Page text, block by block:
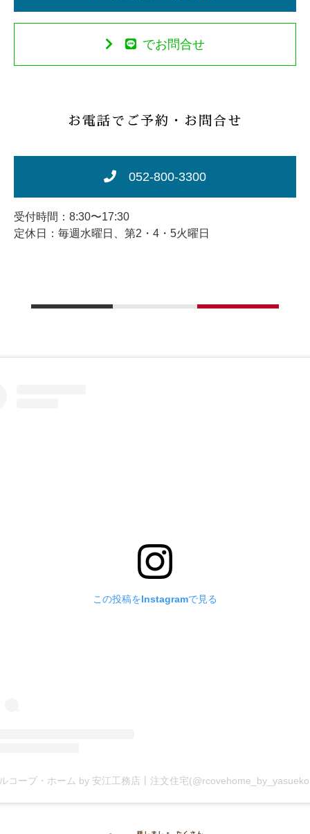
でお問合せ
お電話でご予約・お問合せ
052-800-3300
受付時間：8:30〜17:30
定休日：毎週水曜日、第2・4・5火曜日
この投稿をInstagramで見る